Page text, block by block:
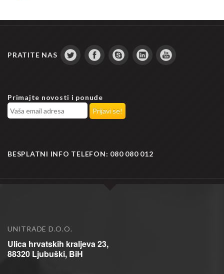
PRATITE NAS
Primajte novosti i ponude
BESPLATNI INFO TELEFON: 080 080 012
UNITRADE D.O.O.
Ulica hrvatskih kraljeva 23,
88320 Ljubuški, BiH